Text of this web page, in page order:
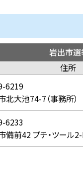
岩出市
住所
6219
北大池74-7（事務所）
6233
備前42 プチ・ツ